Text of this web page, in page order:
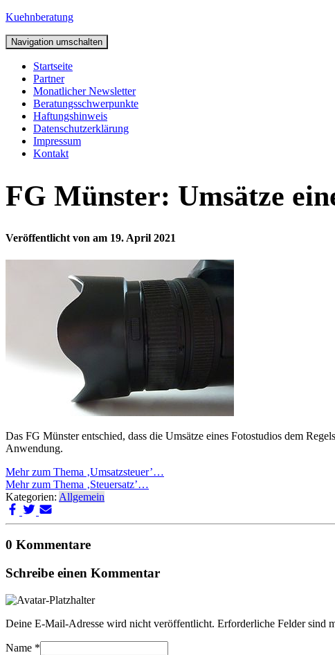
Kuehnberatung
Navigation umschalten
Startseite
Partner
Monatlicher Newsletter
Beratungsschwerpunkte
Haftungshinweis
Datenschutzerklärung
Impressum
Kontakt
FG Münster: Umsätze
Veröffentlicht von am 19. April 2021
Das FG Münster entschied, dass die Umsätze eines Fotostudios dem
Anwendung.
Mehr zum Thema ‚Umsatzsteuer’…
Mehr zum Thema ‚Steuersatz’…
Kategorien: Allgemein
0 Kommentare
Schreibe einen Kommentar
Deine E-Mail-Adresse wird nicht veröffentlicht. Erforderliche Felder sind
Name *